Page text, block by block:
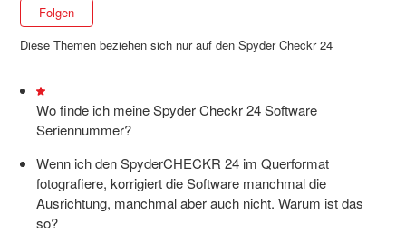
SpyderPro / Spyder / SpyderExpress Hilfe
Spyder X2 Hilfe
Spyder Lösungen bei der Bilderfassung
Spyder Drucker-Profilierung
Folgen
Diese Themen beziehen sich nur auf den Spyder Checkr 24
Wo finde ich meine Spyder Checkr 24 Software
Seriennummer?
Wenn ich den SpyderCHECKR 24 im Querformat
fotografiere, korrigiert die Software manchmal die
Ausrichtung, manchmal aber auch nicht. Warum ist das
so?